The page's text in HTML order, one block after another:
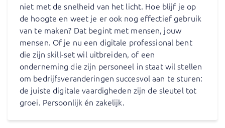
niet met de snelheid van het licht. Hoe blijf je op
de hoogte en weet je er ook nog effectief gebruik
van te maken? Dat begint met mensen, jouw
mensen. Of je nu een digitale professional bent
die zijn skill-set wil uitbreiden, of een
onderneming die zijn personeel in staat wil stellen
om bedrijfsveranderingen succesvol aan te sturen:
de juiste digitale vaardigheden zijn de sleutel tot
groei. Persoonlijk én zakelijk.